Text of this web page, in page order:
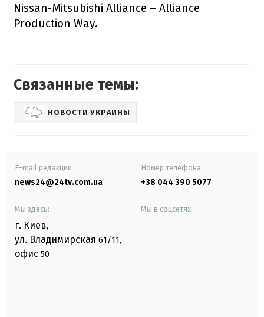
Nissan-Mitsubishi Alliance – Alliance
Production Way.
Связанные темы:
НОВОСТИ УКРАИНЫ
E-mail редакции
news24@24tv.com.ua
Номер телефона:
+38 044 390 5077
Мы здесь:
г. Киев,
ул. Владимирская 61/11,
офис 50
Мы в соцсетях: